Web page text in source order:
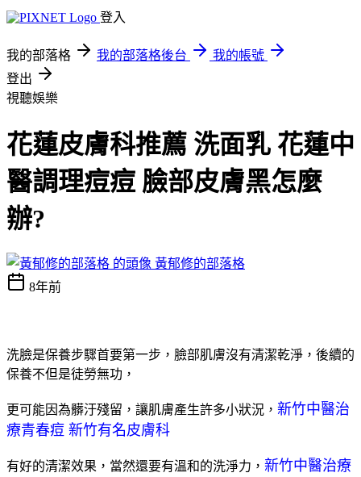
登入
我的部落格 我的部落格後台
我的帳號
登出
視聽娛樂
花蓮皮膚科推薦 洗面乳 花蓮中
醫調理痘痘 臉部皮膚黑怎麼
辦?
黃郁修的部落格
8年前
洗臉是保養步驟首要第一步，臉部肌膚沒有清潔乾淨，後續的
保養不但是徒勞無功，
更可能因為髒汙殘留，讓肌膚產生許多小狀況， 新竹中醫治
療青春痘 新竹有名皮膚科
有好的清潔效果，當然還要有溫和的洗淨力， 新竹中醫治療